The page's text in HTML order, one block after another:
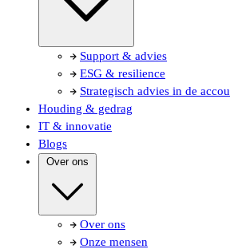
Support & advies
ESG & resilience
Strategisch advies in de
Houding & gedrag
IT & innovatie
Blogs
Over ons
Over ons
Onze mensen